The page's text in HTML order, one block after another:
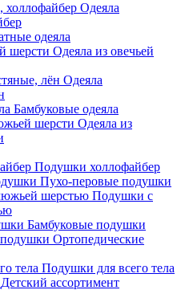
Одеяла
одеяла
Одеяла из овечьей
Одеяла
Бамбуковые одеяла
Одеяла из
Подушки холлофайбер
Пухо-перовые подушки
Подушки с
Бамбуковые подушки
Ортопедические
Подушки для всего тела
Детский ассортимент